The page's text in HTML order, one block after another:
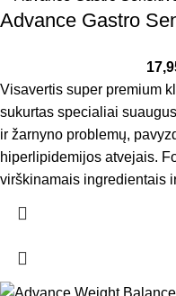
Advance Gastro
Visavertis super premium
sukurtas specialiai
ir žarnyno problemų,
hiperlipidemijos atvejais.
virškinamais ingredientais